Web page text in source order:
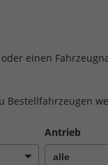
einen
Bestellfahrzeugen
Antrieb